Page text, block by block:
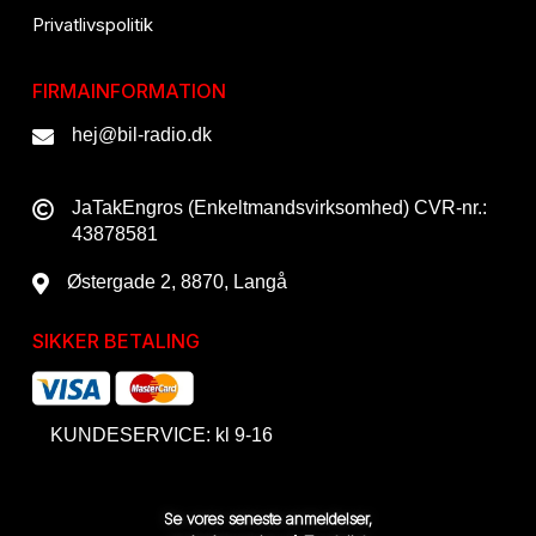
Privatlivspolitik
FIRMAINFORMATION
hej@bil-radio.dk
JaTakEngros (Enkeltmandsvirksomhed) CVR-nr.:
43878581
Østergade 2, 8870, Langå
SIKKER BETALING
KUNDESERVICE: kl 9-16
Se vores seneste anmeldelser,